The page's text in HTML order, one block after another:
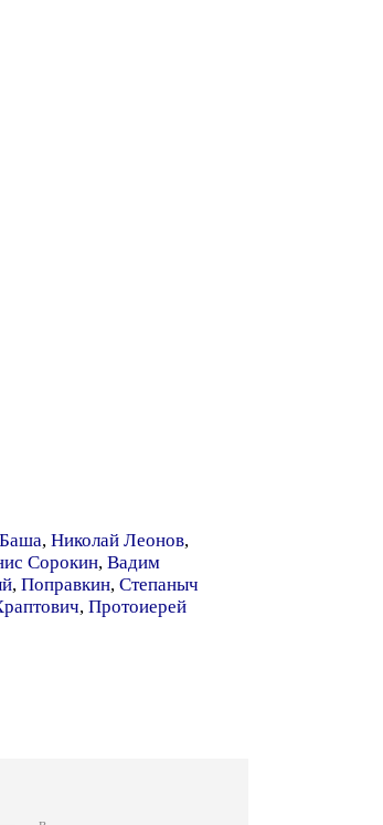
, Николай Леонов,
Сорокин, Вадим
, Поправкин, Степаныч
, Протоиерей